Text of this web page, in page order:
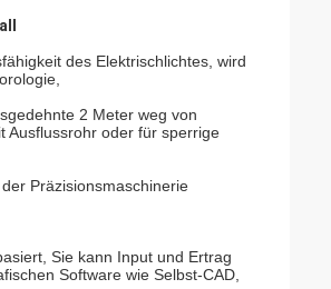
des Elektrischlichtes, wird
2 Meter weg von
Ausflussrohr oder für sperrige
Präzisionsmaschinerie
Sie kann Input und Ertrag
Software wie Selbst-CAD,